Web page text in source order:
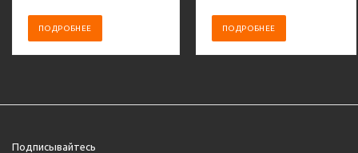
ПОДРОБНЕЕ ПОДРОБНЕЕ
Подписывайтесь